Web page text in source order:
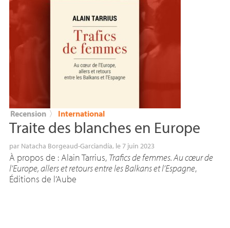
Recension 〉 International
Traite des blanches en Europe
par Natacha Borgeaud-Garciandía, le 7 juin 2023
À propos de : Alain Tarrius, Trafics de femmes. Au cœur de
l’Europe, allers et retours entre les Balkans et l’Espagne,
Éditions de l’Aube